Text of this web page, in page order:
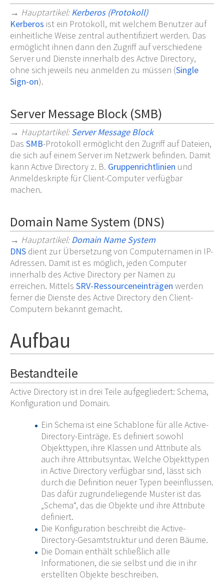
→ Hauptartikel:Kerberos (Protokoll)
Kerberos ist ein Protokoll, mit welchem Benutzer auf
einheitliche Weise zentral authentifiziert werden. Das
ermöglicht ihnen dann den Zugriff auf verschiedene
Server und Dienste innerhalb des Active Directory,
ohne sich jeweils neu anmelden zu müssen (Single
Sign-on).
Server Message Block (SMB)
→ Hauptartikel:Server Message Block
Das SMB-Protokoll ermöglicht den Zugriff auf Dateien,
die sich auf einem Server im Netzwerk befinden. Damit
kann Active Directory z. B. Gruppenrichtlinien und
Anmeldeskripte für Client-Computer verfügbar
machen.
Domain Name System (DNS)
→ Hauptartikel:Domain Name System
DNS dient zur Übersetzung von Computernamen in IP-
Adressen. Damit ist es möglich, jeden Computer
innerhalb des Active Directory per Namen zu
erreichen. Mittels SRV-Ressourceneinträgen werden
ferner die Dienste des Active Directory den Client-
Computern bekannt gemacht.
Aufbau
Bestandteile
Active Directory ist in drei Teile aufgegliedert: Schema,
Konfiguration und Domain.
Ein Schema ist eine Schablone für alle Active-
Directory-Einträge. Es definiert sowohl
Objekttypen, ihre Klassen und Attribute als
auch ihre Attributsyntax. Welche Objekttypen
in Active Directory verfügbar sind, lässt sich
durch die Definition neuer Typen beeinflussen.
Das dafür zugrundeliegende Muster ist das
„Schema“, das die Objekte und ihre Attribute
definiert.
Die Konfiguration beschreibt die Active-
Directory-Gesamtstruktur und deren Bäume.
Die Domain enthält schließlich alle
Informationen, die sie selbst und die in ihr
erstellten Objekte beschreiben.